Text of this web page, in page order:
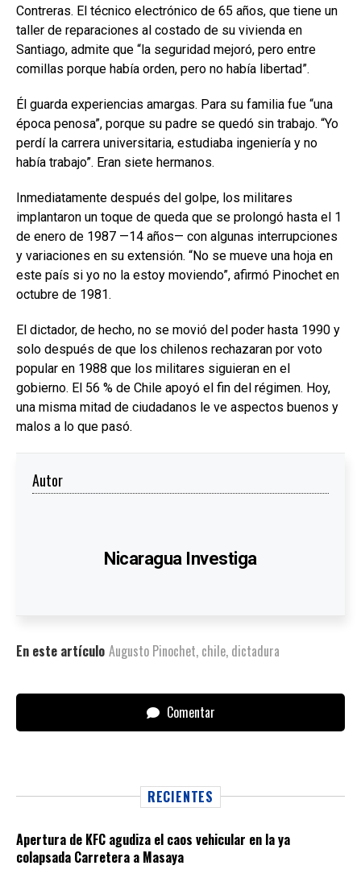
Contreras. El técnico electrónico de 65 años, que tiene un
taller de reparaciones al costado de su vivienda en
Santiago, admite que “la seguridad mejoró, pero entre
comillas porque había orden, pero no había libertad”.
Él guarda experiencias amargas. Para su familia fue “una
época penosa”, porque su padre se quedó sin trabajo. “Yo
perdí la carrera universitaria, estudiaba ingeniería y no
había trabajo”. Eran siete hermanos.
Inmediatamente después del golpe, los militares
implantaron un toque de queda que se prolongó hasta el 1
de enero de 1987 —14 años— con algunas interrupciones
y variaciones en su extensión. “No se mueve una hoja en
este país si yo no la estoy moviendo”, afirmó Pinochet en
octubre de 1981.
El dictador, de hecho, no se movió del poder hasta 1990 y
solo después de que los chilenos rechazaran por voto
popular en 1988 que los militares siguieran en el
gobierno. El 56 % de Chile apoyó el fin del régimen. Hoy,
una misma mitad de ciudadanos le ve aspectos buenos y
malos a lo que pasó.
Autor
Nicaragua Investiga
En este artículo Augusto Pinochet, chile, dictadura
Comentar
RECIENTES
Apertura de KFC agudiza el caos vehicular en la ya
colapsada Carretera a Masaya